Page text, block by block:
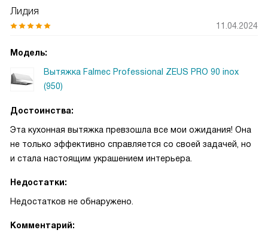
Лидия
11.04.2024
Модель:
Вытяжка Falmec Professional ZEUS PRO 90 inox
(950)
Достоинства:
Эта кухонная вытяжка превзошла все мои ожидания! Она
не только эффективно справляется со своей задачей, но
и стала настоящим украшением интерьера.
Недостатки:
Недостатков не обнаружено.
Комментарий: